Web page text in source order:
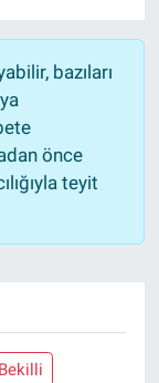
bazıları
önce
teyit
Bekilli